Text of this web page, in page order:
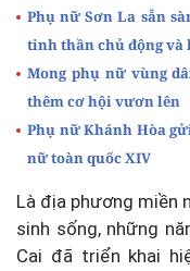
Phụ nữ Sơn La sẵn
tinh thần chủ động và
Mong phụ nữ vùng
thêm cơ hội vươn lên
Phụ nữ Khánh Hòa
nữ toàn quốc XIV
Là địa phương miền
sinh sống, những
Cai đã triển khai